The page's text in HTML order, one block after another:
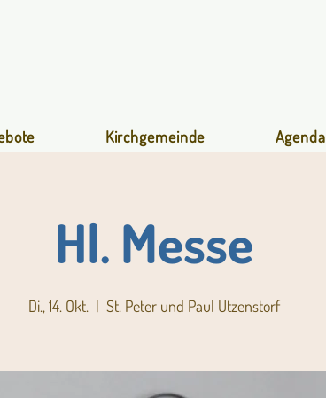
Kirchgemeinde Agenda
Hl. Messe
Di., 14. Okt.
  |
St. Peter und Paul Utzenstorf